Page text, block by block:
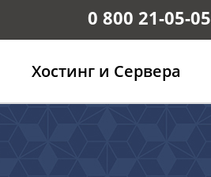
0 800 21-05-05
Хостинг и Сервера